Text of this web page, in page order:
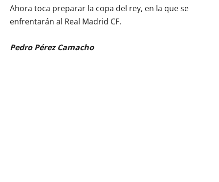
Ahora toca preparar la copa del rey, en la que se
enfrentarán al Real Madrid CF.
Pedro Pérez Camacho